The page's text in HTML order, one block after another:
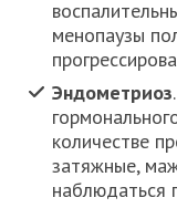
менопаузы
Эндометриоз
количестве
затяжные,
наблюдаться